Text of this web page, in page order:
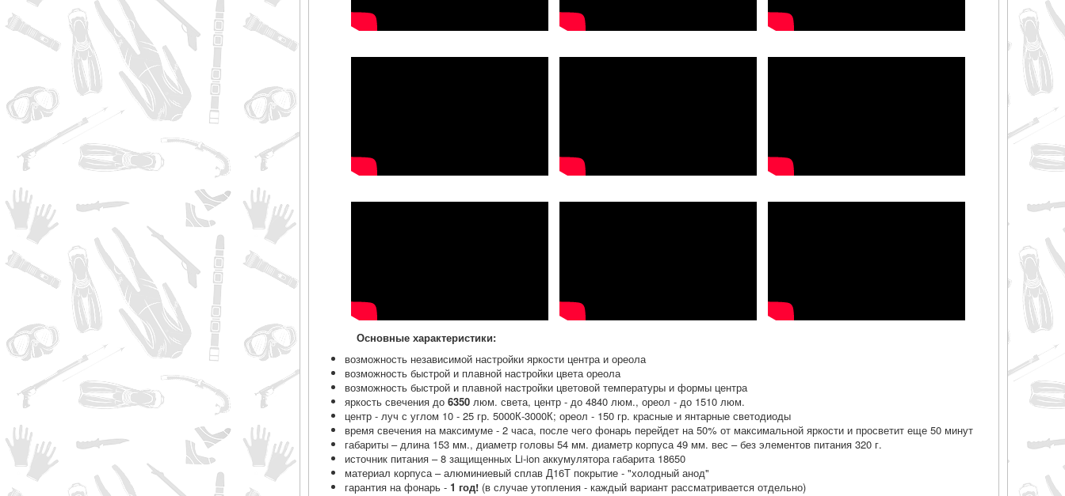
Основные характеристики:
возможность независимой настройки яркости центра и ореола
возможность быстрой и плавной настройки цвета ореола
возможность быстрой и плавной настройки цветовой температуры и формы центра
яркость свечения до6350 люм. света, центр - до 4840 люм., ореол - до 1510 люм.
центр - луч с углом 10 - 25 гр. 5000К-3000К; ореол - 150 гр. красные и янтарные светодиоды
время свечения на максимуме - 2 часа, после чего фонарь перейдет на 50% от максимальной яркости и просветит еще 50 минут
габариты – длина 153 мм., диаметр головы 54 мм. диаметр корпуса 49 мм. вес – без элементов питания 320 г.
источник питания – 8 защищенных Li-ion аккумулятора габарита 18650
материал корпуса – алюминиевый сплав Д16Т покрытие - "холодный анод"
гарантия на фонарь -1 год! (в случае утопления - каждый вариант рассматривается отдельно)